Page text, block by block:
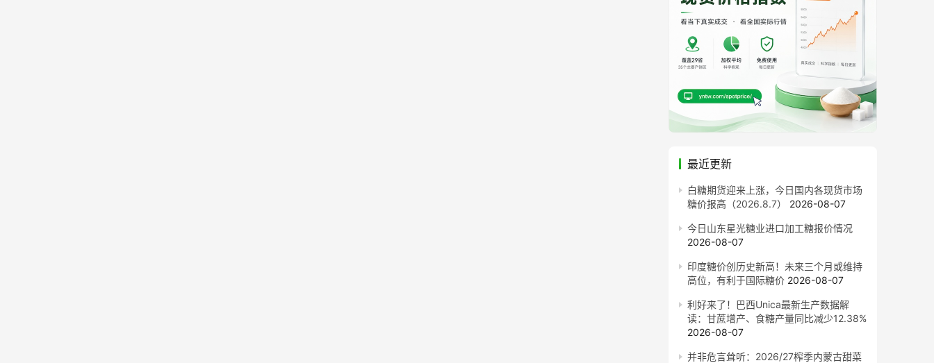
最近更新
白糖期货迎来上涨，今日国内各现货市场
糖价报高（2026.8.7）
2026-08-07
今日山东星光糖业进口加工糖报价情况
2026-08-07
印度糖价创历史新高！未来三个月或维持
高位，有利于国际糖价 2026-08-07
利好来了！巴西Unica最新生产数据解
读：甘蔗增产、食糖产量同比减少12.38%
2026-08-07
并非危言耸听：2026/27榨季内蒙古甜菜